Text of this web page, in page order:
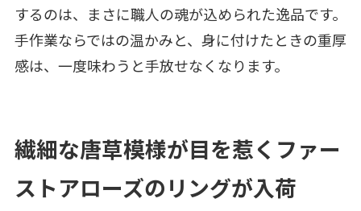
するのは、まさに職人の魂が込められた逸品です。
手作業ならではの温かみと、身に付けたときの重厚
感は、一度味わうと手放せなくなります。
繊細な唐草模様が目を惹くファー
ストアローズのリングが入荷